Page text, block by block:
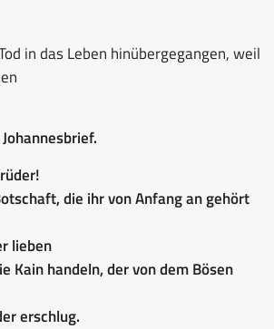
in das Leben hinübergegangen, weil
die ihr von Anfang an gehört
lieben
Kain handeln, der von dem Bösen
erschlug.